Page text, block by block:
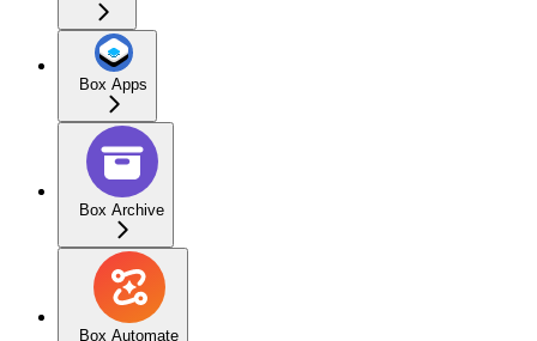
Box Apps
Box Archive
Box Automate